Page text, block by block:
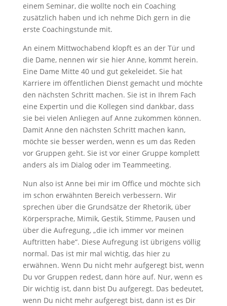
einem Seminar, die wollte noch ein Coaching
zusätzlich haben und ich nehme Dich gern in die
erste Coachingstunde mit.
An einem Mittwochabend klopft es an der Tür und
die Dame, nennen wir sie hier Anne, kommt herein.
Eine Dame Mitte 40 und gut gekeleidet. Sie hat
Karriere im öffentlichen Dienst gemacht und möchte
den nächsten Schritt machen. Sie ist in Ihrem Fach
eine Expertin und die Kollegen sind dankbar, dass
sie bei vielen Anliegen auf Anne zukommen können.
Damit Anne den nächsten Schritt machen kann,
möchte sie besser werden, wenn es um das Reden
vor Gruppen geht. Sie ist vor einer Gruppe komplett
anders als im Dialog oder im Teammeeting.
Nun also ist Anne bei mir im Office und möchte sich
im schon erwähnten Bereich verbessern. Wir
sprechen über die Grundsätze der Rhetorik, über
Körpersprache, Mimik, Gestik, Stimme, Pausen und
über die Aufregung, „die ich immer vor meinen
Auftritten habe“. Diese Aufregung ist übrigens völlig
normal. Das ist mir mal wichtig, das hier zu
erwähnen. Wenn Du nicht mehr aufgeregt bist, wenn
Du vor Gruppen redest, dann höre auf. Nur, wenn es
Dir wichtig ist, dann bist Du aufgeregt. Das bedeutet,
wenn Du nicht mehr aufgeregt bist, dann ist es Dir